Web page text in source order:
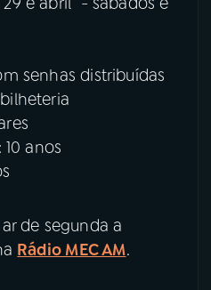
senhas distribuídas
anos
de segunda a
Rádio MEC AM.